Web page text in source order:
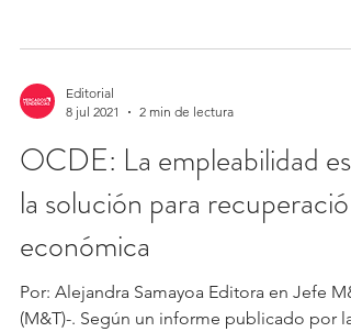
Editorial
8 jul 2021
2 min de lectura
OCDE: La empleabilidad es
la solución para recuperación
económica
Por: Alejandra Samayoa Editora en Jefe
(M&T)-. Según un informe publicado por la